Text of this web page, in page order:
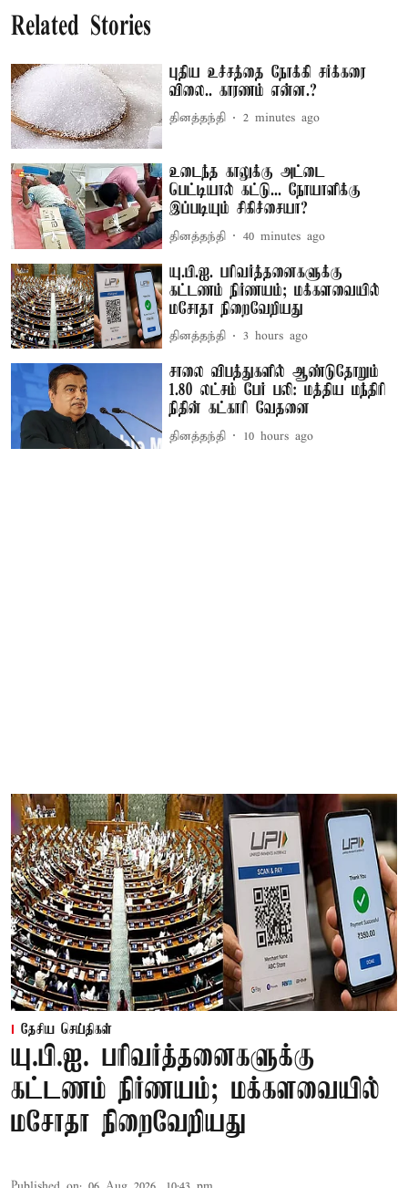
Related Stories
புதிய உச்சத்தை நோக்கி சர்க்கரை
விலை.. காரணம் என்ன.?
தினத்தந்தி 2 minutes ago
உடைந்த காலுக்கு அட்டை
பெட்டியால் கட்டு... நோயாளிக்கு
இப்படியும் சிகிச்சையா?
தினத்தந்தி 40 minutes ago
யு.பி.ஐ. பரிவர்த்தனைகளுக்கு
கட்டணம் நிர்ணயம்; மக்களவையில்
மசோதா நிறைவேறியது
தினத்தந்தி 3 hours ago
சாலை விபத்துகளில் ஆண்டுதோறும்
1.80 லட்சம் பேர் பலி: மத்திய மந்திரி
நிதின் கட்காரி வேதனை
தினத்தந்தி 10 hours ago
தேசிய செய்திகள்
யு.பி.ஐ. பரிவர்த்தனைகளுக்கு
கட்டணம் நிர்ணயம்; மக்களவையில்
மசோதா நிறைவேறியது